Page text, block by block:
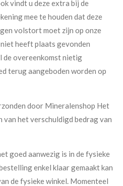
vindt u deze extra bij de
mee te houden dat deze
volstort moet zijn op onze
heeft plaats gevonden
de overeenkomst nietig
terug aangeboden worden op
door Mineralenshop Het
het verschuldigd bedrag van
goed aanwezig is in de fysieke
enkel klaar gemaakt kan
de fysieke winkel. Momenteel